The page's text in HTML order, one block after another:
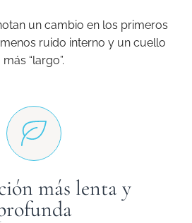
un cambio en los primeros
ruido interno y un cuello
más “largo”.
más lenta y